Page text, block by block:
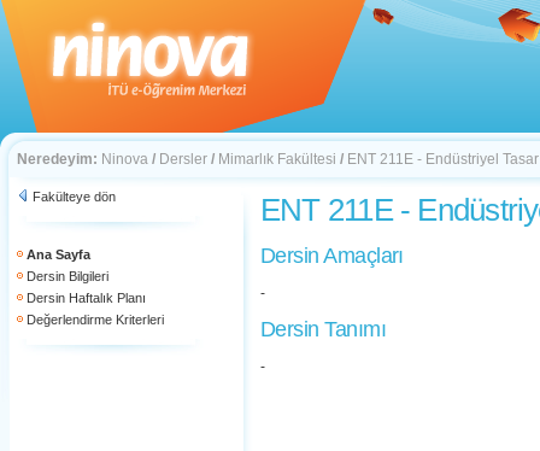
Neredeyim: Ninova / Dersler / Mimarlık Fakültesi / ENT 211E - Endüstriyel
Fakülteye dön
Ana Sayfa
Dersin Bilgileri
Dersin Haftalık Planı
Değerlendirme Kriterleri
ENT 211E -
Dersin Amaçları
-
Dersin Tanımı
-